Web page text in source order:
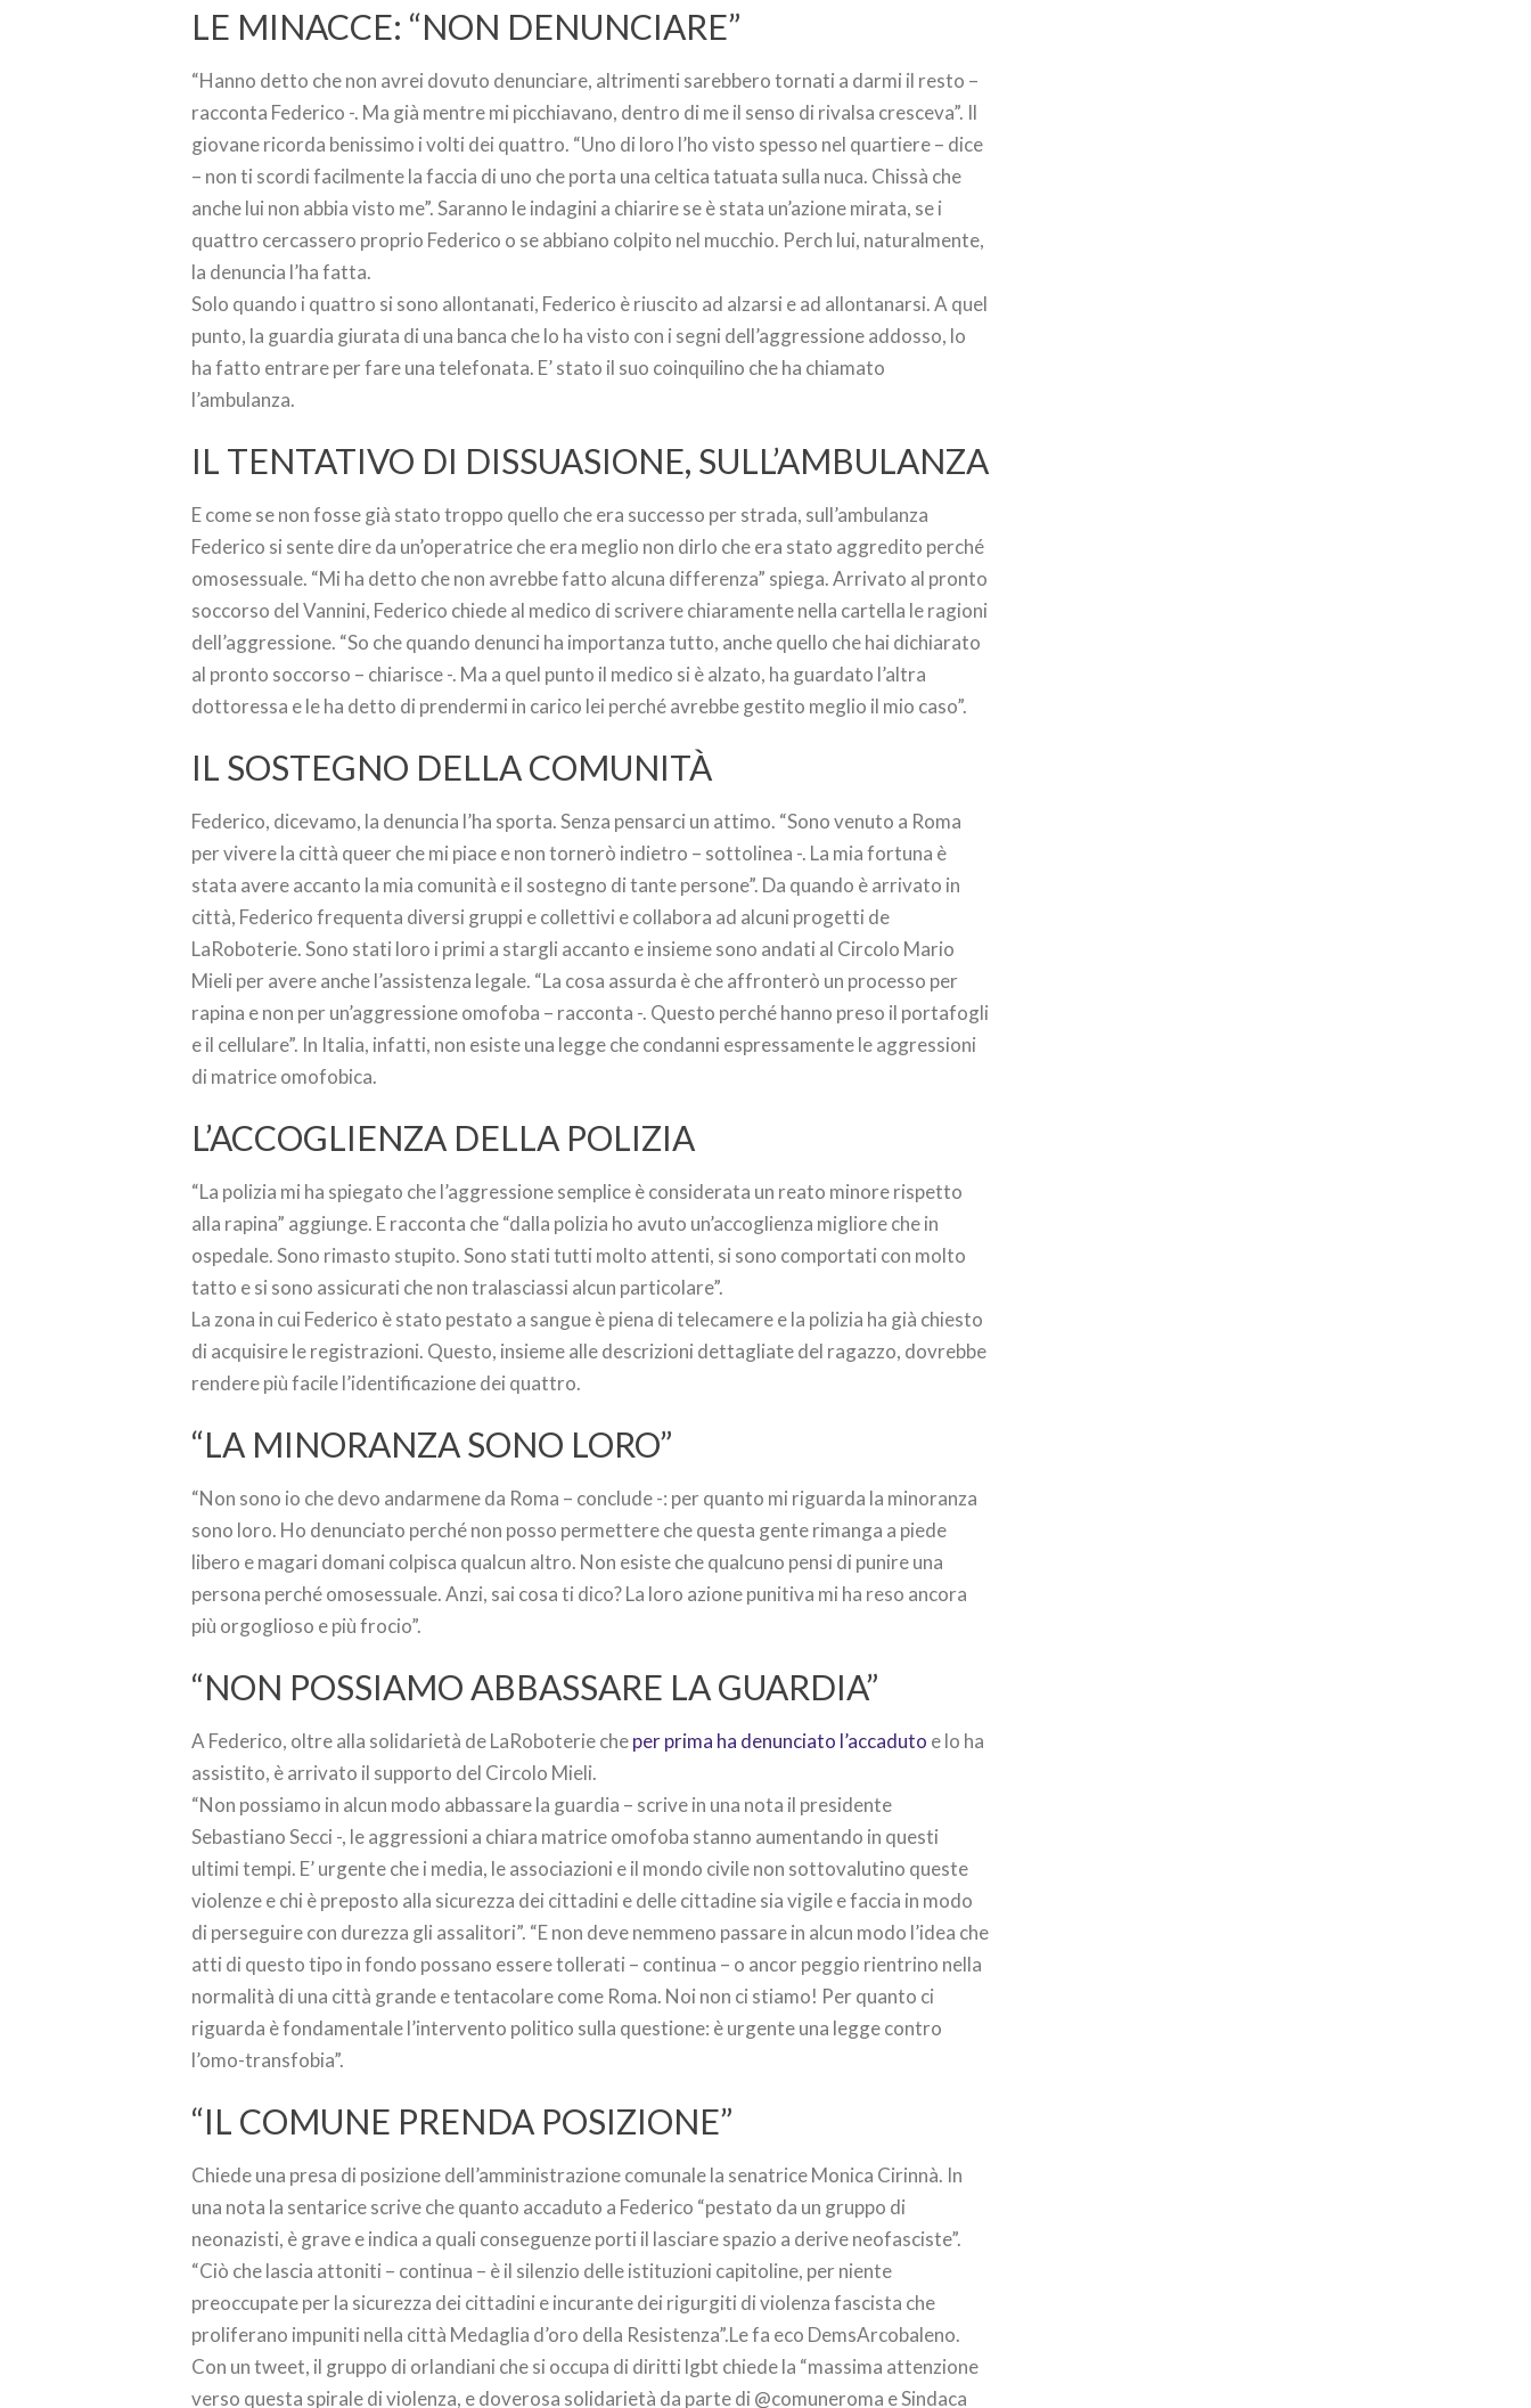
LE MINACCE: “NON DENUNCIARE”
“Hanno detto che non avrei dovuto denunciare, altrimenti sarebbero tornati a darmi il resto –
racconta Federico -. Ma già mentre mi picchiavano, dentro di me il senso di rivalsa cresceva”. Il
giovane ricorda benissimo i volti dei quattro. “Uno di loro l’ho visto spesso nel quartiere – dice
– non ti scordi facilmente la faccia di uno che porta una celtica tatuata sulla nuca. Chissà che
anche lui non abbia visto me”. Saranno le indagini a chiarire se è stata un’azione mirata, se i
quattro cercassero proprio Federico o se abbiano colpito nel mucchio. Perch lui, naturalmente,
la denuncia l’ha fatta.
Solo quando i quattro si sono allontanati, Federico è riuscito ad alzarsi e ad allontanarsi. A quel
punto, la guardia giurata di una banca che lo ha visto con i segni dell’aggressione addosso, lo
ha fatto entrare per fare una telefonata. E’ stato il suo coinquilino che ha chiamato
l’ambulanza.
IL TENTATIVO DI DISSUASIONE, SULL’AMBULANZA
E come se non fosse già stato troppo quello che era successo per strada, sull’ambulanza
Federico si sente dire da un’operatrice che era meglio non dirlo che era stato aggredito perché
omosessuale. “Mi ha detto che non avrebbe fatto alcuna differenza” spiega. Arrivato al pronto
soccorso del Vannini, Federico chiede al medico di scrivere chiaramente nella cartella le ragioni
dell’aggressione. “So che quando denunci ha importanza tutto, anche quello che hai dichiarato
al pronto soccorso – chiarisce -. Ma a quel punto il medico si è alzato, ha guardato l’altra
dottoressa e le ha detto di prendermi in carico lei perché avrebbe gestito meglio il mio caso”.
IL SOSTEGNO DELLA COMUNITÀ
Federico, dicevamo, la denuncia l’ha sporta. Senza pensarci un attimo. “Sono venuto a Roma
per vivere la città queer che mi piace e non tornerò indietro – sottolinea -. La mia fortuna è
stata avere accanto la mia comunità e il sostegno di tante persone”. Da quando è arrivato in
città, Federico frequenta diversi gruppi e collettivi e collabora ad alcuni progetti de
LaRoboterie. Sono stati loro i primi a stargli accanto e insieme sono andati al Circolo Mario
Mieli per avere anche l’assistenza legale. “La cosa assurda è che affronterò un processo per
rapina e non per un’aggressione omofoba – racconta -. Questo perché hanno preso il portafogli
e il cellulare”. In Italia, infatti, non esiste una legge che condanni espressamente le aggressioni
di matrice omofobica.
L’ACCOGLIENZA DELLA POLIZIA
“La polizia mi ha spiegato che l’aggressione semplice è considerata un reato minore rispetto
alla rapina” aggiunge. E racconta che “dalla polizia ho avuto un’accoglienza migliore che in
ospedale. Sono rimasto stupito. Sono stati tutti molto attenti, si sono comportati con molto
tatto e si sono assicurati che non tralasciassi alcun particolare”.
La zona in cui Federico è stato pestato a sangue è piena di telecamere e la polizia ha già chiesto
di acquisire le registrazioni. Questo, insieme alle descrizioni dettagliate del ragazzo, dovrebbe
rendere più facile l’identificazione dei quattro.
“LA MINORANZA SONO LORO”
“Non sono io che devo andarmene da Roma – conclude -: per quanto mi riguarda la minoranza
sono loro. Ho denunciato perché non posso permettere che questa gente rimanga a piede
libero e magari domani colpisca qualcun altro. Non esiste che qualcuno pensi di punire una
persona perché omosessuale. Anzi, sai cosa ti dico? La loro azione punitiva mi ha reso ancora
più orgoglioso e più frocio”.
“NON POSSIAMO ABBASSARE LA GUARDIA”
A Federico, oltre alla solidarietà de LaRoboterie cheper prima ha denunciato l’accaduto e lo ha
assistito, è arrivato il supporto del Circolo Mieli.
“Non possiamo in alcun modo abbassare la guardia – scrive in una nota il presidente
Sebastiano Secci -, le aggressioni a chiara matrice omofoba stanno aumentando in questi
ultimi tempi. E’ urgente che i media, le associazioni e il mondo civile non sottovalutino queste
violenze e chi è preposto alla sicurezza dei cittadini e delle cittadine sia vigile e faccia in modo
di perseguire con durezza gli assalitori”. “E non deve nemmeno passare in alcun modo l’idea che
atti di questo tipo in fondo possano essere tollerati – continua – o ancor peggio rientrino nella
normalità di una città grande e tentacolare come Roma. Noi non ci stiamo! Per quanto ci
riguarda è fondamentale l’intervento politico sulla questione: è urgente una legge contro
l’omo-transfobia”.
“IL COMUNE PRENDA POSIZIONE”
Chiede una presa di posizione dell’amministrazione comunale la senatrice Monica Cirinnà. In
una nota la sentarice scrive che quanto accaduto a Federico “pestato da un gruppo di
neonazisti, è grave e indica a quali conseguenze porti il lasciare spazio a derive neofasciste”.
“Ciò che lascia attoniti – continua – è il silenzio delle istituzioni capitoline, per niente
preoccupate per la sicurezza dei cittadini e incurante dei rigurgiti di violenza fascista che
proliferano impuniti nella città Medaglia d’oro della Resistenza”.Le fa eco DemsArcobaleno.
Con un tweet, il gruppo di orlandiani che si occupa di diritti lgbt chiede la “massima attenzione
verso questa spirale di violenza, e doverosa solidarietà da parte di @comuneroma e Sindaca